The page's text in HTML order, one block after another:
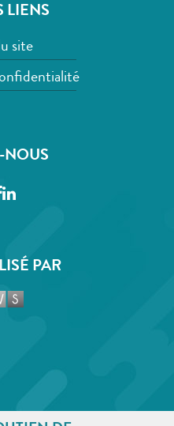
LIENS
site
NOUS
Facebook
LinkedIn
PAR